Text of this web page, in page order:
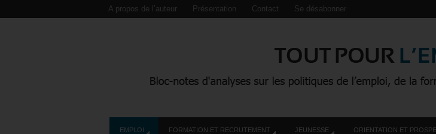
A propos de l’auteur Présentation Contact Se désabonner
EMPLOI FORMATION ET RECRUTEMENT JEUNESSE ORIENTATION ET